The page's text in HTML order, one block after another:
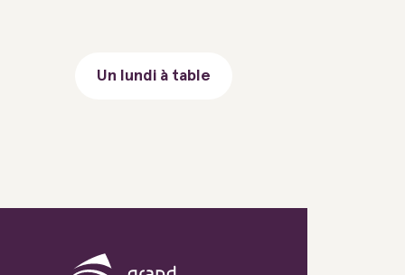
Un lundi à table